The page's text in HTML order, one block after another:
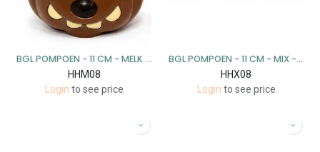
BGL POMPOEN - 11 CM - MELK - 5 STUKS
HHM08
Login to see price
BGL POMPOEN - 11 CM - MIX - 5 STUKS
HHX08
Login to see price